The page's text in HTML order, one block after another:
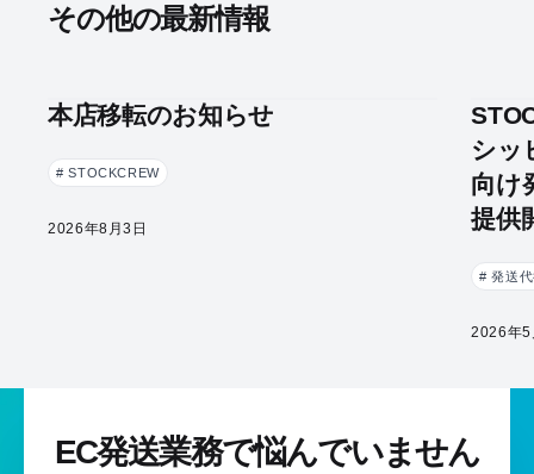
その他の最新情報
本店移転のお知らせ
# STOCKCREW
2026年8月3日
シッ
向け
提供
# 発送
2026年
EC発送業務で悩んでいません